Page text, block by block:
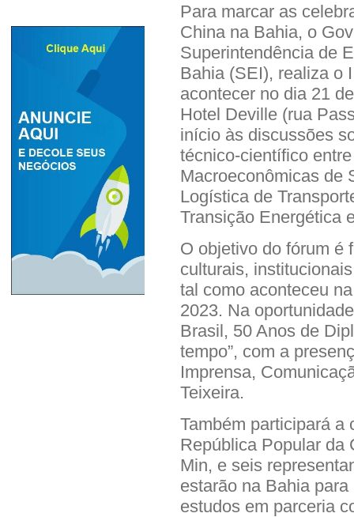
Para marcar as
China na Bahia, o
Superintendência de
Bahia (SEI), realiza o
acontecer no dia 21
Hotel Deville (rua
início às discussões
técnico-científico
Macroeconômicas de
Logística de
Transição Energética
O objetivo do fórum é
culturais,
tal como aconteceu
2023. Na
Brasil, 50 Anos de
tempo”, com a
Imprensa,
Teixeira.
Também participará a
República Popular da
Min, e seis
estarão na Bahia
estudos em parceria